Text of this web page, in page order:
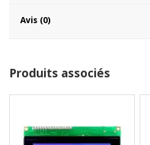
Avis (0)
Produits associés